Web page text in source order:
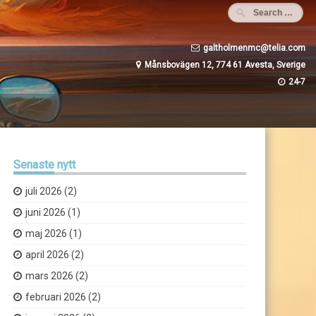
galtholmenmc@telia.com
Månsbovägen 12, 774 61 Avesta, Sverige
24-7
Senaste nytt
juli 2026 (2)
juni 2026 (1)
maj 2026 (1)
april 2026 (2)
mars 2026 (2)
februari 2026 (2)